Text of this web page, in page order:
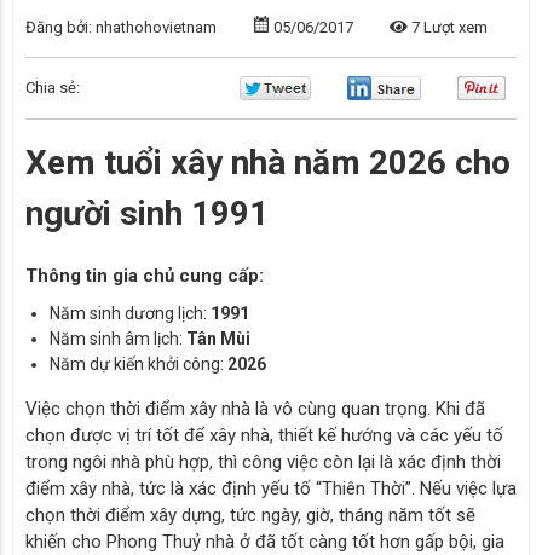
Đăng bởi: nhathohovietnam 05/06/2017 7 Lượt xem
Chia sẻ:
Xem tuổi xây nhà năm 2026 cho
người sinh 1991
Thông tin gia chủ cung cấp:
Năm sinh dương lịch: 1991
Năm sinh âm lịch: Tân Mùi
Năm dự kiến khởi công: 2026
Việc chọn thời điểm xây nhà là vô cùng quan trọng. Khi đã
chọn được vị trí tốt để xây nhà, thiết kế hướng và các yếu tố
trong ngôi nhà phù hợp, thì công việc còn lại là xác định thời
điểm xây nhà, tức là xác định yếu tố “Thiên Thời”. Nếu việc lựa
chọn thời điểm xây dựng, tức ngày, giờ, tháng năm tốt sẽ
khiến cho Phong Thuỷ nhà ở đã tốt càng tốt hơn gấp bội, gia